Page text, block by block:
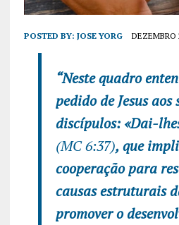
POSTED BY: JOSE YORG DEZEMBRO
“Neste quadro
pedido de Jesus aos
discípulos: «Dai-
(MC 6:37), que
cooperação para
causas estruturais
promover o